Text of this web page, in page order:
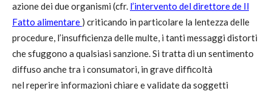
azione dei due organismi (cfr. l’intervento del direttore de Il
Fatto alimentare ) criticando in particolare la lentezza delle
procedure, l’insufficienza delle multe, i tanti messaggi distorti
che sfuggono a qualsiasi sanzione. Si tratta di un sentimento
diffuso anche tra i consumatori, in grave difficoltà
nel reperire informazioni chiare e validate da soggetti